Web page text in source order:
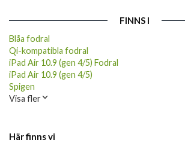
FINNS I
Blåa fodral
Qi-kompatibla fodral
iPad Air 10.9 (gen 4/5) Fodral
iPad Air 10.9 (gen 4/5)
Spigen
Visa fler
Här finns vi